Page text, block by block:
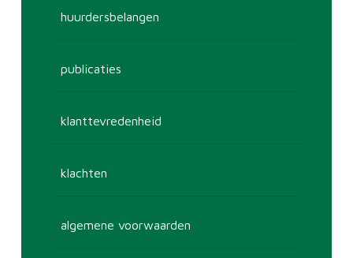
huurdersbelangen
publicaties
klanttevredenheid
klachten
algemene voorwaarden